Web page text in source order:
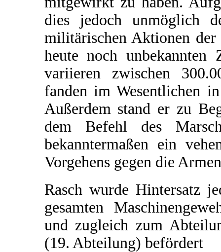
dies jedoch unmöglich
militärischen Aktionen
heute noch unbekannten
variieren zwischen
fanden im Wesentlichen
Außerdem stand er zu
dem Befehl des
bekanntermaßen ein
Vorgehens gegen die
Rasch wurde Hintersatz
gesamten
und zugleich zum
(19. Abteilung) befördert